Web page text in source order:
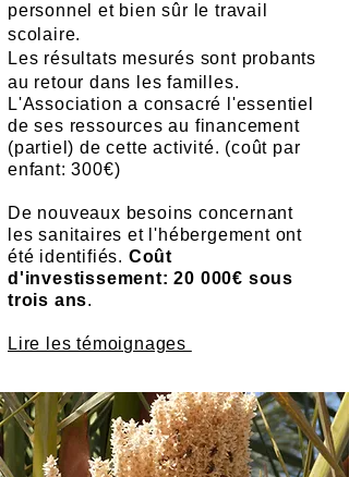
personnel et bien sûr le travail
scolaire.
Les résultats mesurés sont probants
au retour dans les familles.
L'Association a consacré l'essentiel
de ses ressources au financement
(partiel) de cette activité. (coût par
enfant: 300€)
De nouveaux besoins concernant
les sanitaires et l'hébergement ont
été identifiés. Coût
d'investissement: 20 000€ sous
trois ans.
Lire les témoignages